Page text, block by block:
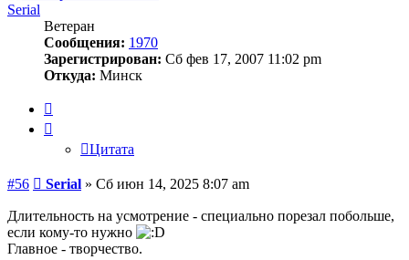
Serial
Ветеран
Сообщения: 1970
Зарегистрирован: Сб фев 17, 2007 11:02 pm
Откуда: Минск
Цитата
#56 Сообщение
Serial » Сб июн 14, 2025 8:07 am
Длительность на усмотрение - специально порезал побольше,
если кому-то нужно
Главное - творчество.